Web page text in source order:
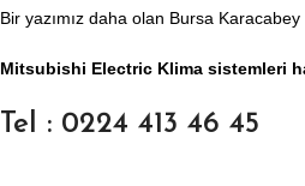
Bir yazımız daha olan Bursa
Mitsubishi Electric Klima sistemleri
Tel : 0224 413 46 45